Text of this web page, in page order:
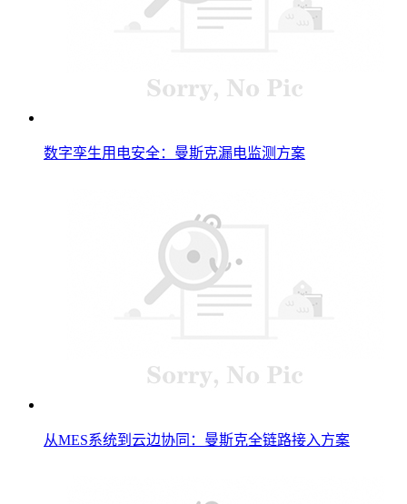
数字孪生用电安全：曼斯克漏电监测方案
从MES系统到云边协同：曼斯克全链路接入方案